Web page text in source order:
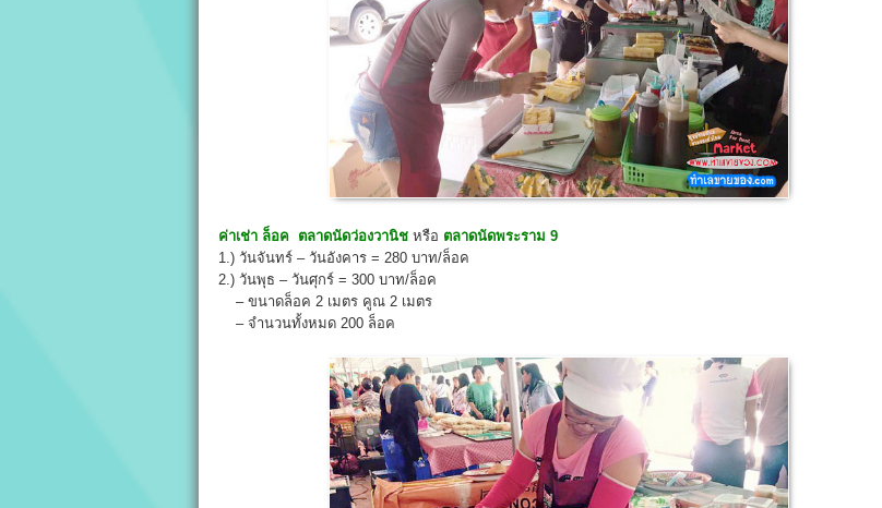
ค่าเช่า ล็อค ตลาดนัดว่องวานิช หรือ ตลาดนัดพระราม 9
1.) วันจันทร์ – วันอังคาร = 280 บาท/ล็อค
2.) วันพุธ – วันศุกร์ = 300 บาท/ล็อค
– ขนาดล็อค 2 เมตร คูณ 2 เมตร
– จำนวนทั้งหมด 200 ล็อค